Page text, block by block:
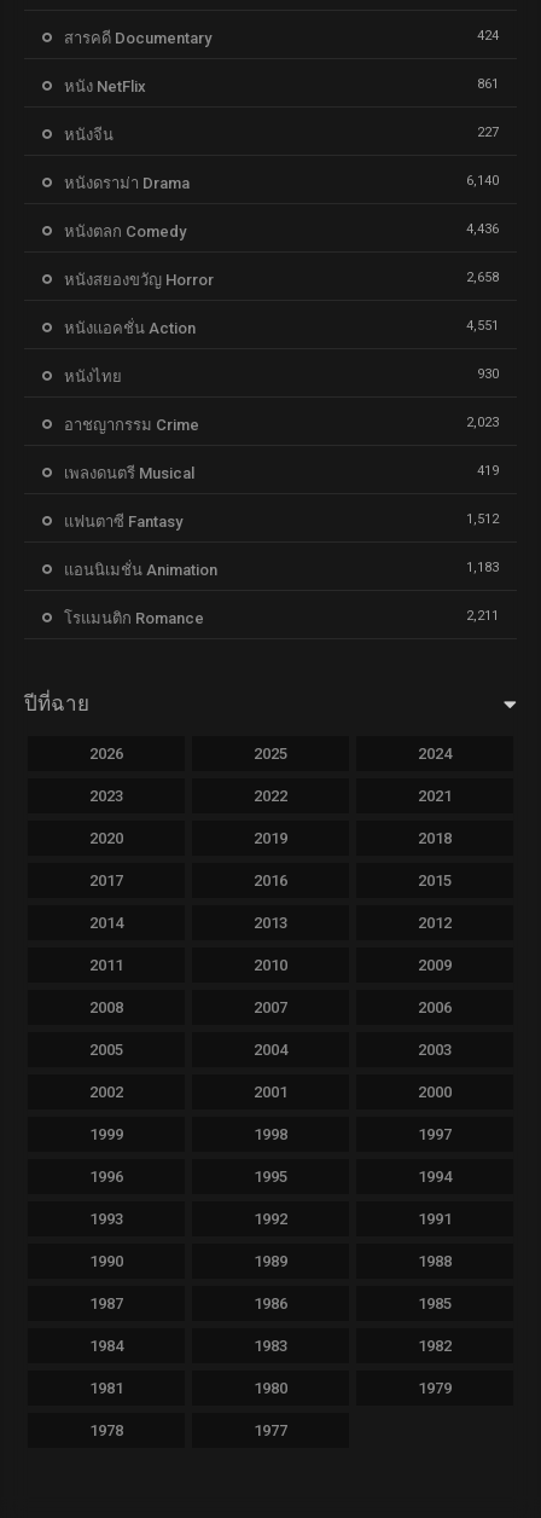
สารคดี Documentary 424
หนัง NetFlix 861
หนังจีน 227
หนังดราม่า Drama 6,140
หนังตลก Comedy 4,436
หนังสยองขวัญ Horror 2,658
หนังแอคชั่น Action 4,551
หนังไทย 930
อาชญากรรม Crime 2,023
เพลงดนตรี Musical 419
แฟนตาซี Fantasy 1,512
แอนนิเมชั่น Animation 1,183
โรแมนติก Romance 2,211
ปีที่ฉาย
2026 2025 2024
2023 2022 2021
2020 2019 2018
2017 2016 2015
2014 2013 2012
2011 2010 2009
2008 2007 2006
2005 2004 2003
2002 2001 2000
1999 1998 1997
1996 1995 1994
1993 1992 1991
1990 1989 1988
1987 1986 1985
1984 1983 1982
1981 1980 1979
1978 1977